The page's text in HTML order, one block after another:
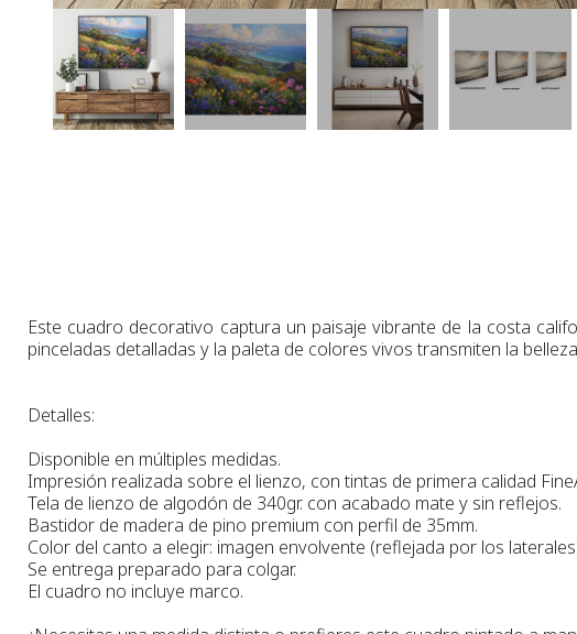
Este cuadro decorativo captura un paisaje vibrante de la costa
pinceladas detalladas y la paleta de colores vivos transmiten la
Detalles:
Disponible en múltiples medidas.
Impresión realizada sobre el lienzo, con tintas de primera calidad
Tela de lienzo de algodón de 340gr. con acabado mate y sin reflejos.
Bastidor de madera de pino premium con perfil de 35mm.
Color del canto a elegir: imagen envolvente (reflejada por los
Se entrega preparado para colgar.
El cuadro no incluye marco.